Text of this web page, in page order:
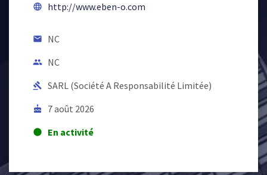
language http://www.eben-o.com
email NC
people NC
gavel SARL (Société A Responsabilité Limitée)
cake 7 août 2026
lens En activité